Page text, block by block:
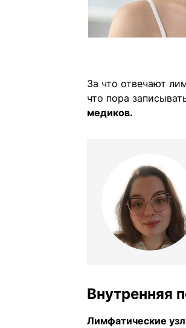
За что отвечают
что пора
медиков.
Внутренняя
Лимфатические